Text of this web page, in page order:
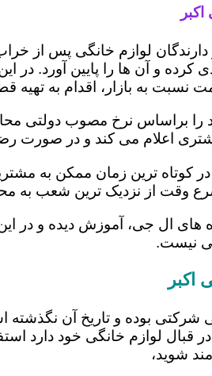
دارندگان لوازم خانگی پس از
کرده و آن ها را پایین آورد.
نسبت به بازار، اقدام به
براساس نرخ مصوب دولتی
مشتری اعلام می کند و در
کوتاه ترین زمان ممکن به
وقت از نزدیک ترین شعب به
های ال جی، آموزش دیده و در
نیست.
شرکتی بوده و تاریخ آن
لوازم خانگی خود دارد
شوید،